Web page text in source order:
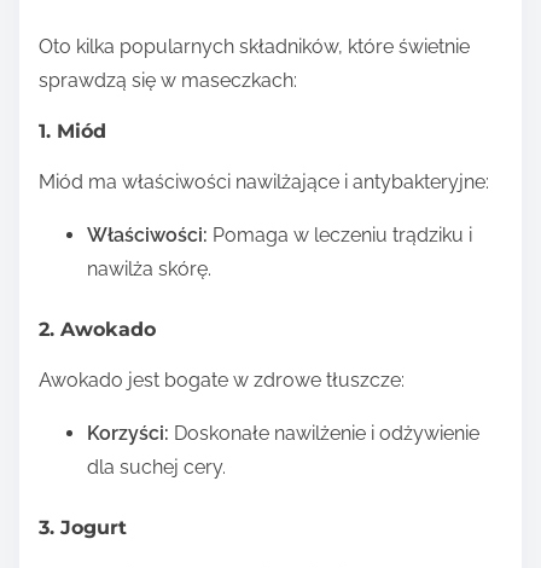
Oto kilka popularnych składników, które świetnie
sprawdzą się w maseczkach:
1. Miód
Miód ma właściwości nawilżające i antybakteryjne:
Właściwości: Pomaga w leczeniu trądziku i
nawilża skórę.
2. Awokado
Awokado jest bogate w zdrowe tłuszcze:
Korzyści: Doskonałe nawilżenie i odżywienie
dla suchej cery.
3. Jogurt